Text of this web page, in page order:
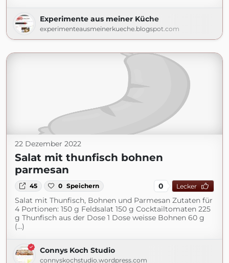
Experimente aus meiner Küche
experimenteausmeinerkueche.blogspot.com
22 Dezember 2022
Salat mit thunfisch bohnen
parmesan
45 0 Speichern 0 Lecker
Salat mit Thunfisch, Bohnen und Parmesan Zutaten für
4 Portionen: 150 g Feldsalat 150 g Cocktailtomaten 225
g Thunfisch aus der Dose 1 Dose weisse Bohnen 60 g
(...)
Connys Koch Studio
connyskochstudio.wordpress.com